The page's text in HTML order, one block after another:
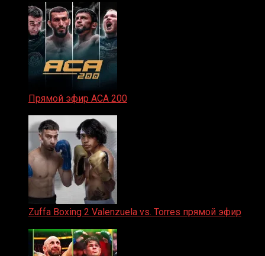
Прямой эфир ACA 200
Zuffa Boxing 2 Valenzuela vs. Torres прямой эфир